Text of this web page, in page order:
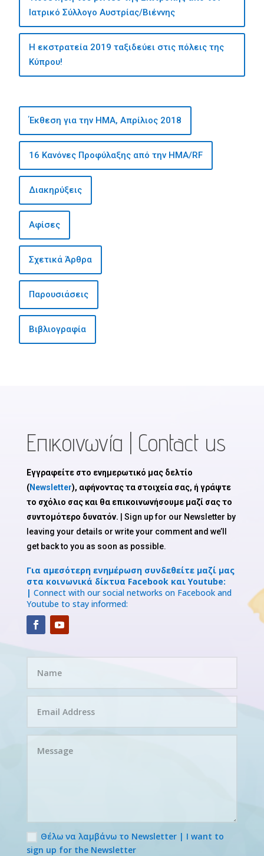
Ιατρικό Σύλλογο Αυστρίας/Βιέννης
Η εκστρατεία 2019 ταξιδεύει στις πόλεις της
Κύπρου!
Έκθεση για την ΗΜΑ, Απρίλιος 2018
16 Κανόνες Προφύλαξης από την ΗΜΑ/RF
Διακηρύξεις
Αφίσες
Σχετικά Άρθρα
Παρουσιάσεις
Βιβλιογραφία
Επικοινωνία | Contact us
Εγγραφείτε στο ενημερωτικό μας δελτίο
(Newsletter), αφήνοντας τα στοιχεία σας, ή γράψτε
το σχόλιο σας και θα επικοινωνήσουμε μαζί σας το
συντομότερο δυνατόν. | Sign up for our Newsletter by
leaving your details or write your comment and we’ll
get back to you as soon as possible.
Για αμεσότερη ενημέρωση συνδεθείτε μαζί μας
στα κοινωνικά δίκτυα Facebook και Youtube:
| Connect with our social networks on Facebook and
Youtube to stay informed:
Θέλω να λαμβάνω το Newsletter | I want to
sign up for the Newsletter